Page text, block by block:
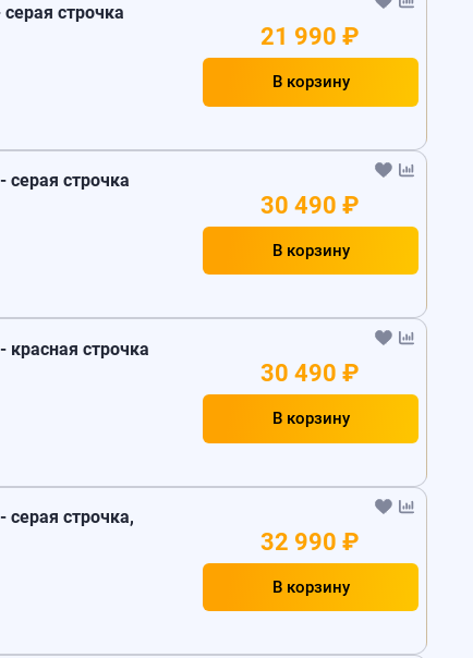
строчка
21 990 ₽
В корзину
серая строчка
30 490 ₽
В корзину
красная строчка
30 490 ₽
В корзину
серая строчка,
32 990 ₽
В корзину